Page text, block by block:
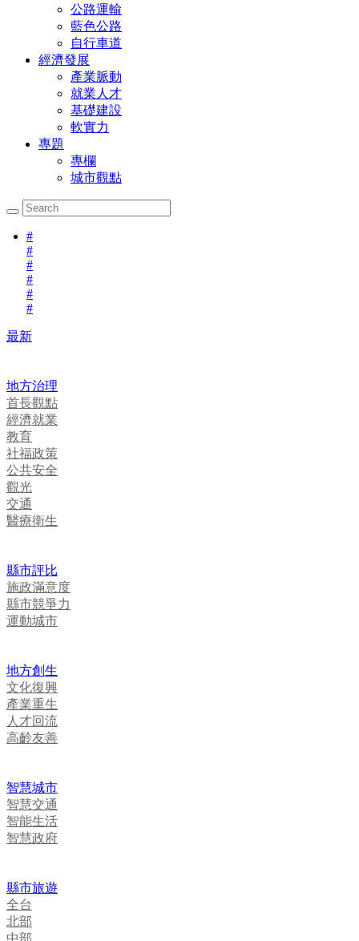
公路運輸
藍色公路
自行車道
經濟發展
產業脈動
就業人才
基礎建設
軟實力
專題
專欄
城市觀點
#
#
#
#
#
#
最新
地方治理
首長觀點
經濟就業
教育
社福政策
公共安全
觀光
交通
醫療衛生
縣市評比
施政滿意度
縣市競爭力
運動城市
地方創生
文化復興
產業重生
人才回流
高齡友善
智慧城市
智慧交通
智能生活
智慧政府
縣市旅遊
全台
北部
中部